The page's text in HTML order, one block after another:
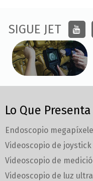
SIGUE JET
Lo Que Presenta
Endoscopio
Videoscopio de joystick
Videoscopio de
Videoscopio de luz